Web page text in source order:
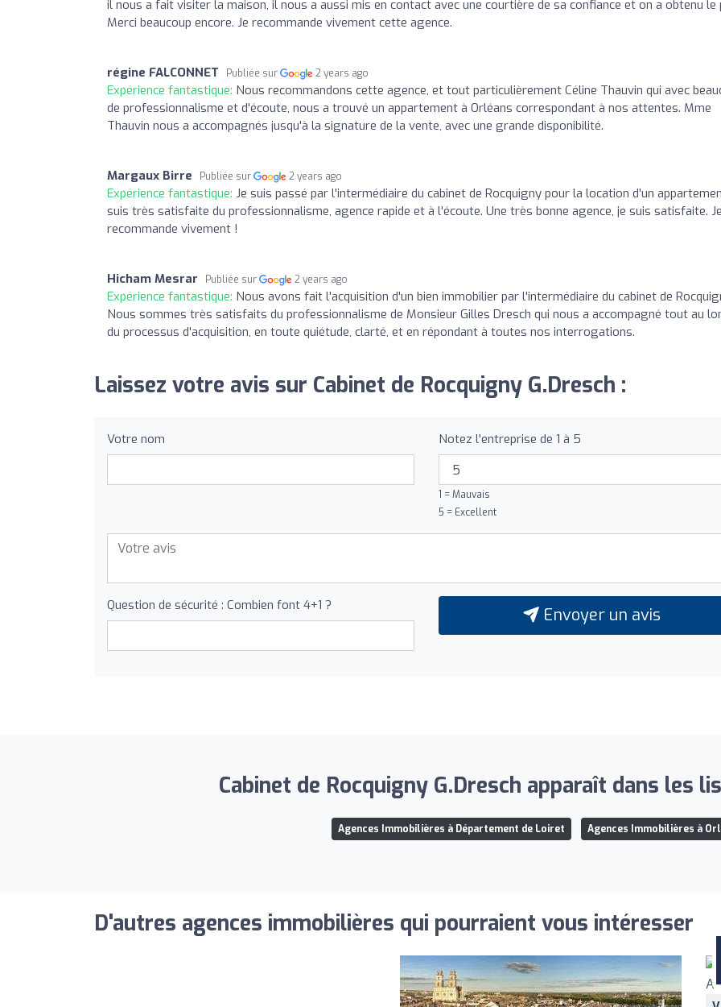
il nous a fait visiter la maison, il nous a aussi mis en contact avec une courtière de sa confiance et on a obtenu le
Merci beaucoup encore. Je recommande vivement cette agence.
régine FALCONNET Publiée sur 2 years ago
Expérience fantastique: Nous recommandons cette agence, et tout particulièrement Céline Thauvin qui avec
de professionnalisme et d'écoute, nous a trouvé un appartement à Orléans correspondant à nos attentes. Mme
Thauvin nous a accompagnés jusqu'à la signature de la vente, avec une grande disponibilité.
Margaux Birre Publiée sur 2 years ago
Expérience fantastique: Je suis passé par l'intermédiaire du cabinet de Rocquigny pour la location d'un
suis très satisfaite du professionnalisme, agence rapide et à l'écoute. Une très bonne agence, je suis satisfaite. Je
recommande vivement !
Hicham Mesrar Publiée sur 2 years ago
Expérience fantastique: Nous avons fait l'acquisition d'un bien immobilier par l'intermédiaire du cabinet de
Nous sommes très satisfaits du professionnalisme de Monsieur Gilles Dresch qui nous a accompagné tout au
du processus d'acquisition, en toute quiétude, clarté, et en répondant à toutes nos interrogations.
Laissez votre avis sur Cabinet de Rocquigny G.Dresch :
Votre nom Notez l'entreprise de 1 à 5
1 = Mauvais
5 = Excellent
Question de sécurité : Combien font 4+1 ? Envoyer un avis
Cabinet de Rocquigny G.Dresch apparaît dans les
Agences Immobilières à Département de Loiret Agences Immobilières à
D'autres agences immobilières qui pourraient vous intéresser